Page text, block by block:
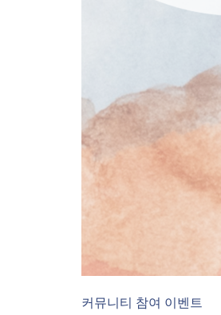
커뮤니티 참여 이벤트